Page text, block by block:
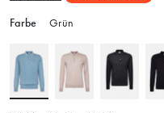
Farbe Grün